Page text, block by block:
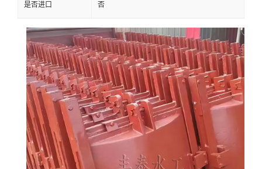
是否进口 否